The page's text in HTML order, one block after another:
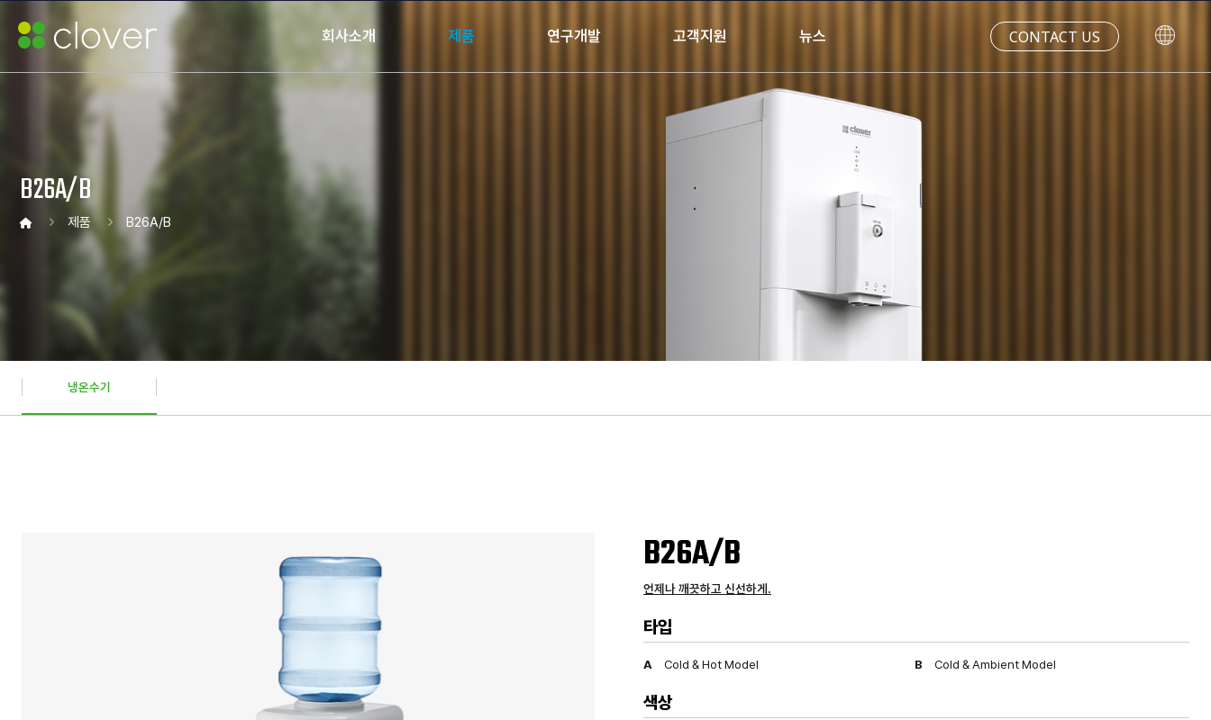
회사소개 제품 연구개발 고객지원 뉴스 CONTACT US
B26A/B
제품 B26A/B
냉온수기
B26A/B
언제나 깨끗하고 신선하게.
타입
A Cold & Hot Model B Cold & Ambient Model
색상